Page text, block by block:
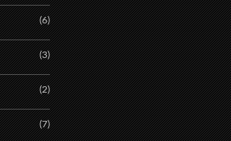
(6)
(3)
(2)
(7)